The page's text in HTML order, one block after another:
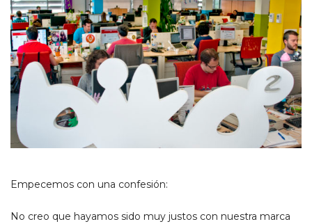
Empecemos con una confesión:
No creo que hayamos sido muy justos con nuestra marca